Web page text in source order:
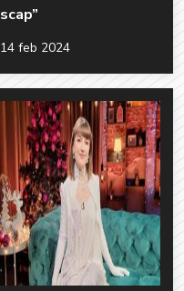
scap”
14 feb 2024